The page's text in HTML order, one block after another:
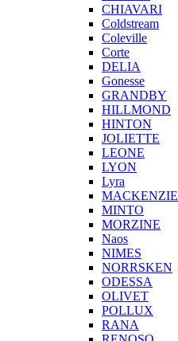
CHIAVARI
Coldstream
Coleville
Corte
DELIA
Gonesse
GRANDBY
HILLMOND
HINTON
JOLIETTE
LEONE
LYON
Lyra
MACKENZIE
MINTO
MORZINE
Naos
NIMES
NORRSKEN
ODESSA
OLIVET
POLLUX
RANA